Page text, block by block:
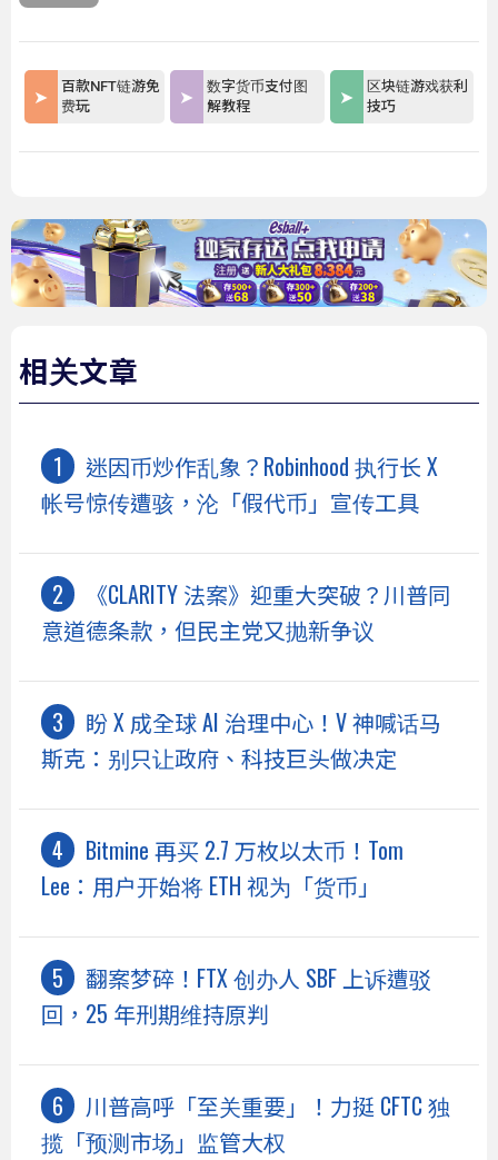
百款NFT链游免
费玩
数字货币支付图
解教程
区块链游戏获利
技巧
相关文章
迷因币炒作乱象？Robinhood 执行长 X
帐号惊传遭骇，沦「假代币」宣传工具
《CLARITY 法案》迎重大突破？川普同
意道德条款，但民主党又抛新争议
盼 X 成全球 AI 治理中心！V 神喊话马
斯克：别只让政府、科技巨头做决定
Bitmine 再买 2.7 万枚以太币！Tom
Lee：用户开始将 ETH 视为「货币」
翻案梦碎！FTX 创办人 SBF 上诉遭驳
回，25 年刑期维持原判
川普高呼「至关重要」！力挺 CFTC 独
揽「预测市场」监管大权